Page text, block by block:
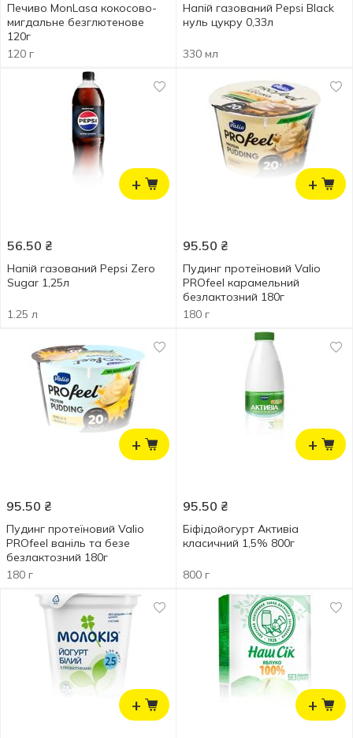
Печиво MonLasa кокосово-
мигдальне безглютенове
120г
120 г
Напій газований Pepsi Black
нуль цукру 0,33л
330 мл
+
56.50 ₴
Напій газований Pepsi Zero
Sugar 1,25л
1.25 л
+
95.50 ₴
Пудинг протеїновий Valio
PROfeel карамельний
безлактозний 180г
180 г
+
95.50 ₴
Пудинг протеїновий Valio
PROfeel ваніль та безе
безлактозний 180г
180 г
+
95.50 ₴
Біфідойогурт Активіа
класичний 1,5% 800г
800 г
+ +